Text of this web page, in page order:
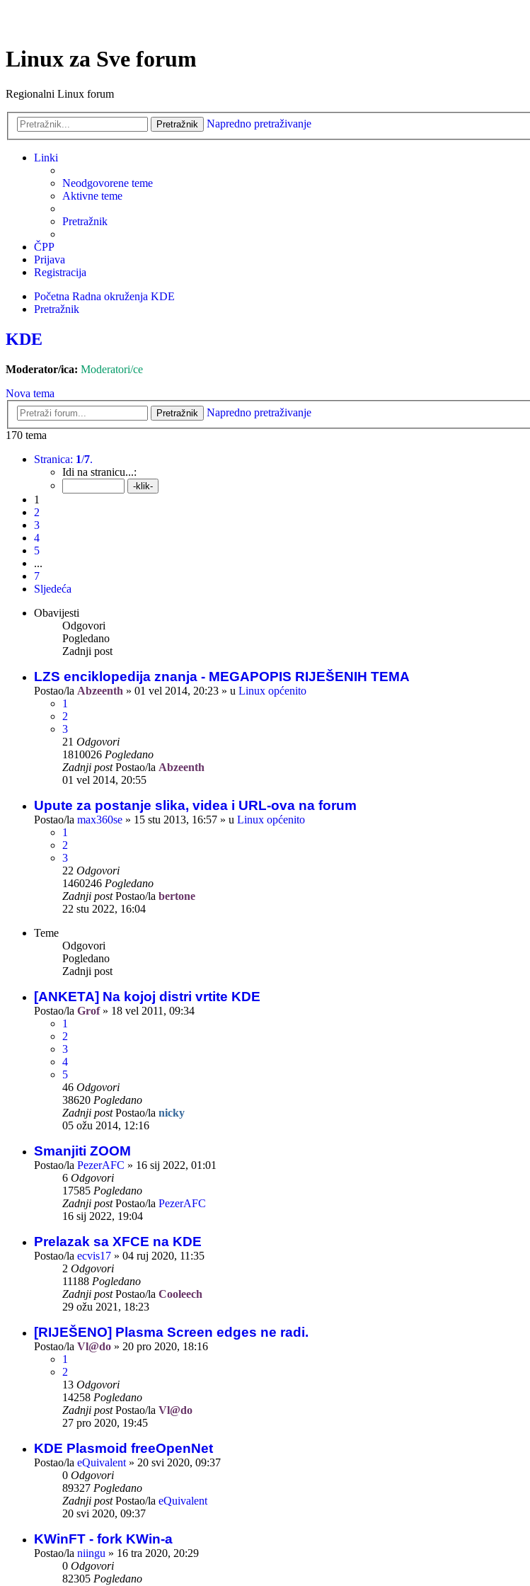
Linux za Sve forum
Regionalni Linux forum
Pretražnik Napredno pretraživanje
Linki
Neodgovorene teme
Aktivne teme
Pretražnik
ČPP
Prijava
Registracija
Početna Radna okruženja KDE
Pretražnik
KDE
Moderator/ica: Moderatori/ce
Nova tema
Pretražnik
Napredno pretraživanje
170 tema
Stranica: 1/7.
Idi na stranicu...:
1
2
3
4
5
...
7
Sljedeća
Obavijesti
Odgovori
Pogledano
Zadnji post
LZS enciklopedija znanja - MEGAPOPIS RIJEŠENIH TEMA
Postao/la Abzeenth » 01 vel 2014, 20:23 » u Linux općenito
1
2
3
21 Odgovori
1810026 Pogledano
Zadnji postPostao/la Abzeenth
01 vel 2014, 20:55
Upute za postanje slika, videa i URL-ova na forum
Postao/la max360se » 15 stu 2013, 16:57 » u Linux općenito
1
2
3
22 Odgovori
1460246 Pogledano
Zadnji postPostao/la bertone
22 stu 2022, 16:04
Teme
Odgovori
Pogledano
Zadnji post
[ANKETA] Na kojoj distri vrtite KDE
Postao/la Grof» 18 vel 2011, 09:34
1
2
3
4
5
46 Odgovori
38620 Pogledano
Zadnji postPostao/la nicky
05 ožu 2014, 12:16
Smanjiti ZOOM
Postao/la PezerAFC » 16 sij 2022, 01:01
6 Odgovori
17585 Pogledano
Zadnji postPostao/la PezerAFC
16 sij 2022, 19:04
Prelazak sa XFCE na KDE
Postao/la ecvis17 » 04 ruj 2020, 11:35
2 Odgovori
11188 Pogledano
Zadnji postPostao/la Cooleech
29 ožu 2021, 18:23
[RIJEŠENO] Plasma Screen edges ne radi.
Postao/la Vl@do » 20 pro 2020, 18:16
1
2
13 Odgovori
14258 Pogledano
Zadnji postPostao/la Vl@do
27 pro 2020, 19:45
KDE Plasmoid freeOpenNet
Postao/la eQuivalent » 20 svi 2020, 09:37
0 Odgovori
89327 Pogledano
Zadnji postPostao/la eQuivalent
20 svi 2020, 09:37
KWinFT - fork KWin-a
Postao/la niingu » 16 tra 2020, 20:29
0 Odgovori
82305 Pogledano